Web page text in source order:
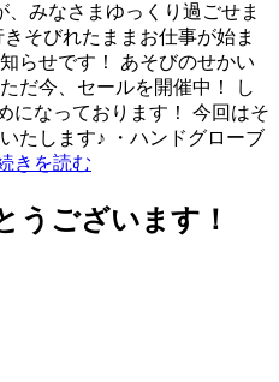
みなさまゆっくり過ごせま
そびれたままお仕事が始ま
らせです！ あそびのせかい
だ今、セールを開催中！ し
になっております！ 今回はそ
たします♪ ・ハンドグローブ
きを読む
うございます！